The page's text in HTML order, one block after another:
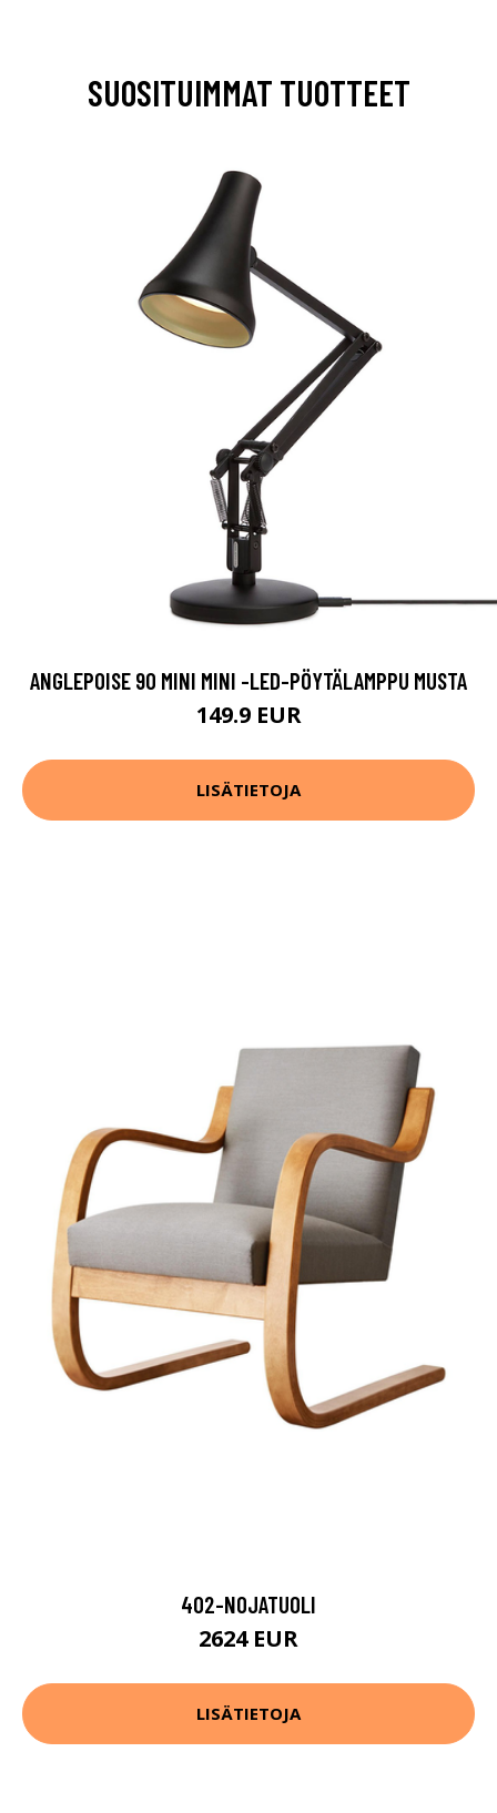
SUOSITUIMMAT TUOTTEET
ANGLEPOISE 90 MINI MINI -LED-PÖYTÄLAMPPU MUSTA
149.9 EUR
LISÄTIETOJA
402-NOJATUOLI
2624 EUR
LISÄTIETOJA